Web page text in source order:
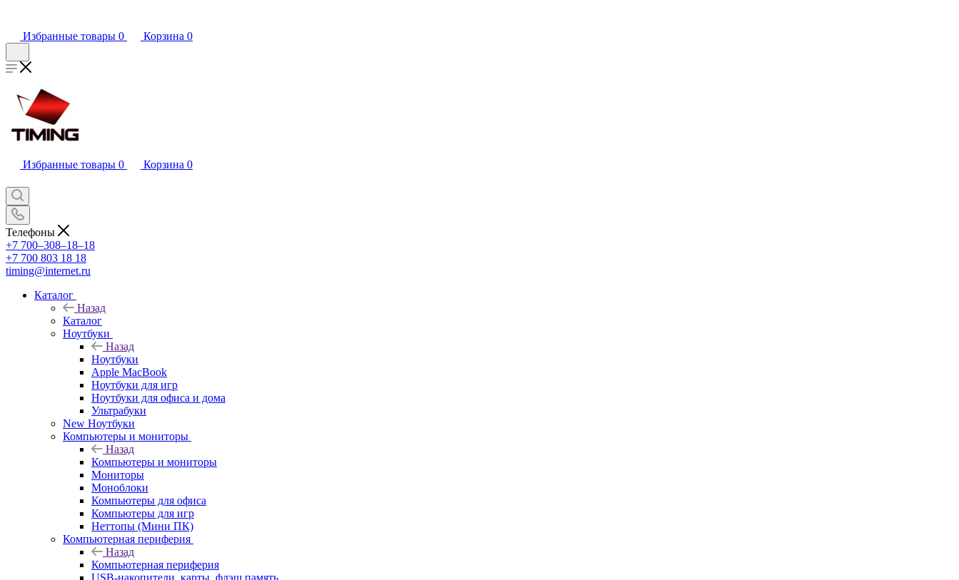
Избранные товары 0 Корзина 0
Избранные товары 0 Корзина 0
Телефоны
+7 700‒308‒18‒18
+7 700 803 18 18
timing@internet.ru
Каталог
Назад
Каталог
Ноутбуки
Назад
Ноутбуки
Apple MacBook
Ноутбуки для игр
Ноутбуки для офиса и дома
Ультрабуки
New Ноутбуки
Компьютеры и мониторы
Назад
Компьютеры и мониторы
Мониторы
Моноблоки
Компьютеры для офиса
Компьютеры для игр
Неттопы (Мини ПК)
Компьютерная периферия
Назад
Компьютерная периферия
USB-накопители, карты, флэш память